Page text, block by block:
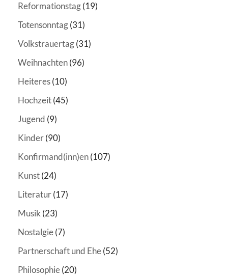
Reformationstag(19)
Totensonntag(31)
Volkstrauertag(31)
Weihnachten(96)
Heiteres(10)
Hochzeit(45)
Jugend (9)
Kinder(90)
Konfirmand(inn)en(107)
Kunst(24)
Literatur(17)
Musik(23)
Nostalgie(7)
Partnerschaft und Ehe(52)
Philosophie(20)